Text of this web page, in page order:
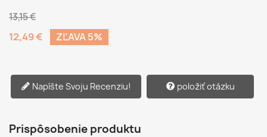
13,15 €
12,49 € ZĽAVA 5%
Napíšte Svoju Recenziu! položiť otázku
Prispôsobenie produktu